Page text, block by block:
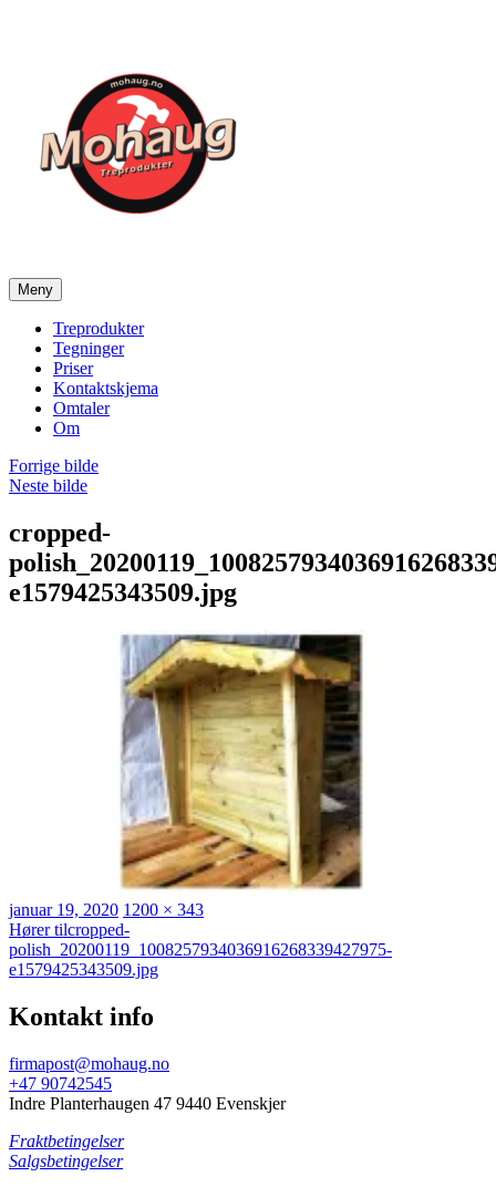
Mohaug Treprodukter
Salg av tegninger og treprodukter
Meny
Treprodukter
Tegninger
Priser
Kontaktskjema
Omtaler
Om
Forrige bilde
Neste bilde
cropped-
e1579425343509.jpg
Publisert
januar 19, 2020 Full
størrelse
1200 × 343
Innleggsnavigasjon
Hører tilcropped-
polish_20200119_1008257934036916268339427975-
e1579425343509.jpg
Kontakt info
firmapost@mohaug.no
+47 90742545
Indre Planterhaugen 47 9440 Evenskjer
Fraktbetingelser
Salgsbetingelser